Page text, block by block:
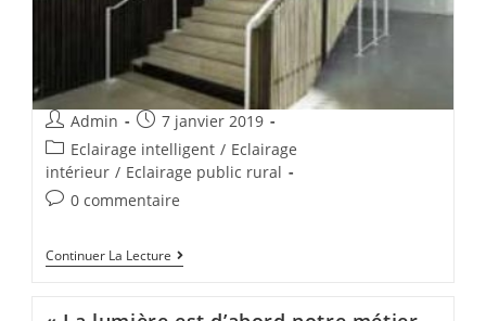
Admin
7 janvier 2019
Eclairage intelligent / Eclairage
intérieur / Eclairage public rural
0 commentaire
Continuer La Lecture